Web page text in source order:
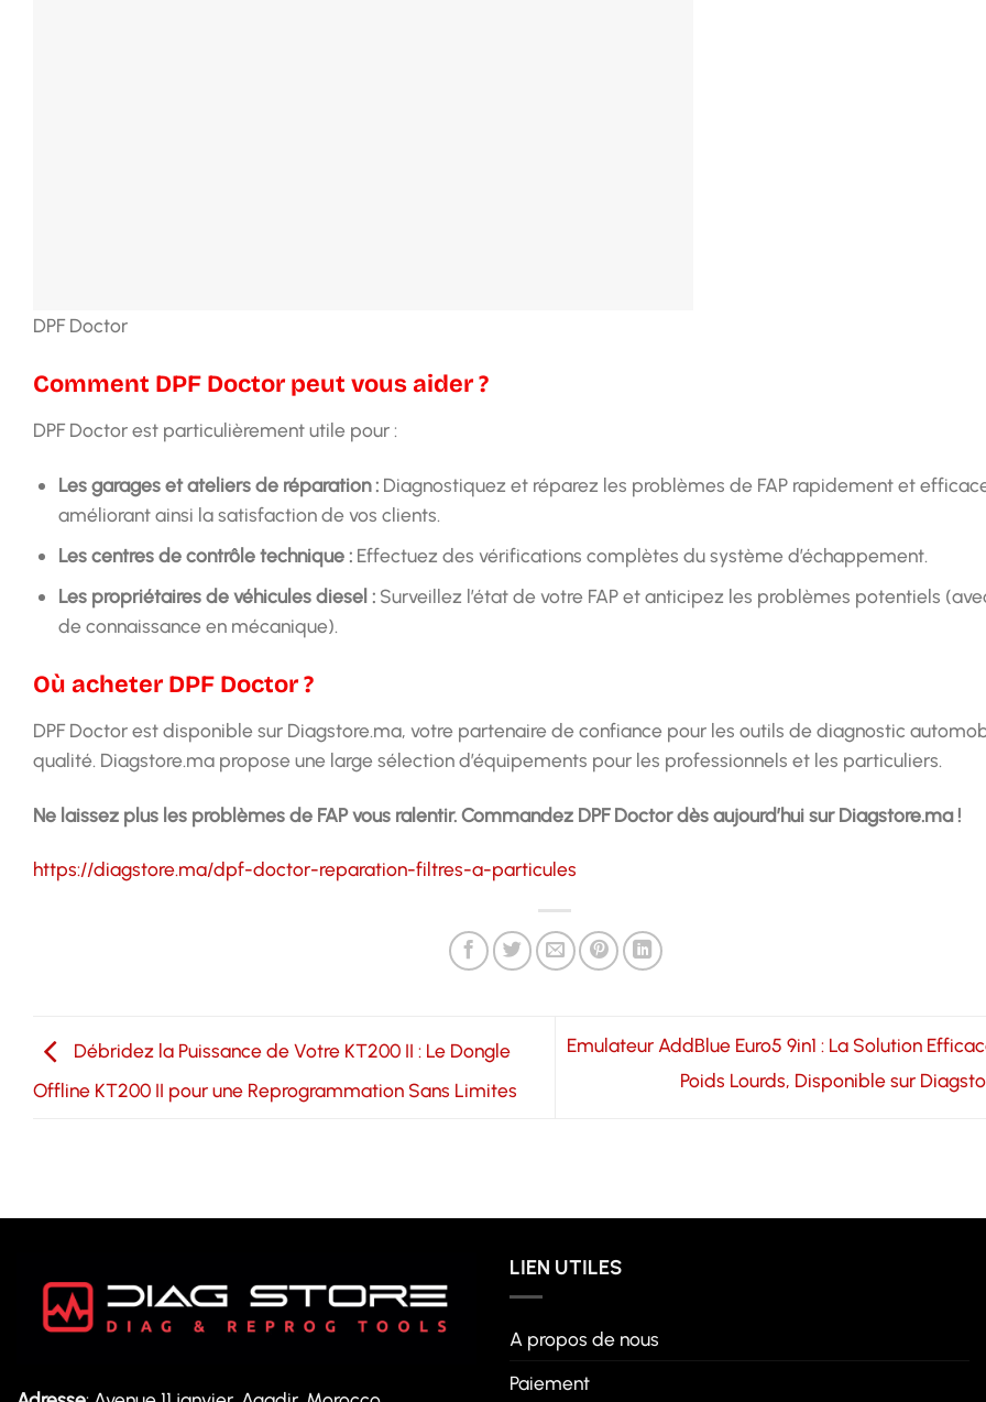
DPF Doctor
Comment DPF Doctor peut vous aider ?
DPF Doctor est particulièrement utile pour :
Les garages et ateliers de réparation :Diagnostiquez et réparez les problèmes de FAP rapidement et
améliorant ainsi la satisfaction de vos clients.
Les centres de contrôle technique :Effectuez des vérifications complètes du système d’échappement.
Les propriétaires de véhicules diesel :Surveillez l’état de votre FAP et anticipez les problèmes potentiels
de connaissance en mécanique).
Où acheter DPF Doctor ?
DPF Doctor est disponible sur Diagstore.ma, votre partenaire de confiance pour les outils de diagnostic
qualité. Diagstore.ma propose une large sélection d’équipements pour les professionnels et les particuliers.
Ne laissez plus les problèmes de FAP vous ralentir. Commandez DPF Doctor dès aujourd’hui sur Diagstore.ma !
https://diagstore.ma/dpf-doctor-reparation-filtres-a-particules
Débridez la Puissance de Votre KT200 II : Le Dongle
Offline KT200 II pour une Reprogrammation Sans Limites
Emulateur AddBlue Euro5 9in1 : La Solution
Poids Lourds, Disponible sur
LIEN UTILES
A propos de nous
Paiement